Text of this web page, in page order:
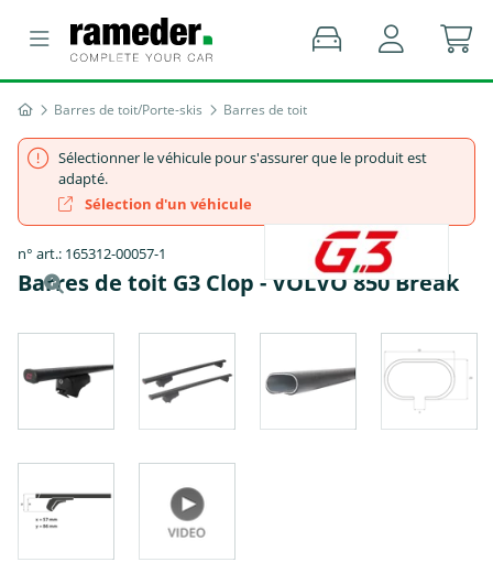
Barres de toit/Porte-skis Barres de toit
Sélectionner le véhicule pour s'assurer que le produit est
adapté.
Sélection d'un véhicule
n° art.: 165312-00057-1
Barres de toit G3 Clop - VOLVO 850 Break